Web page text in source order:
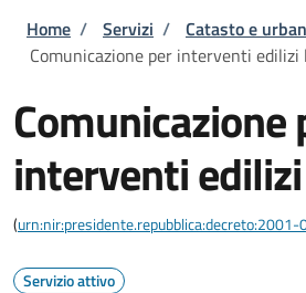
Briciole di pane
Home / Servizi / Catasto e
Comunicazione per interventi edilizi
Comunicazione
interventi
(
Servizio attivo